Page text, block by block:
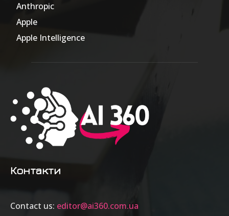
Anthropic
Apple
Apple Intelligence
Контакти
Contact us: editor@ai360.com.ua